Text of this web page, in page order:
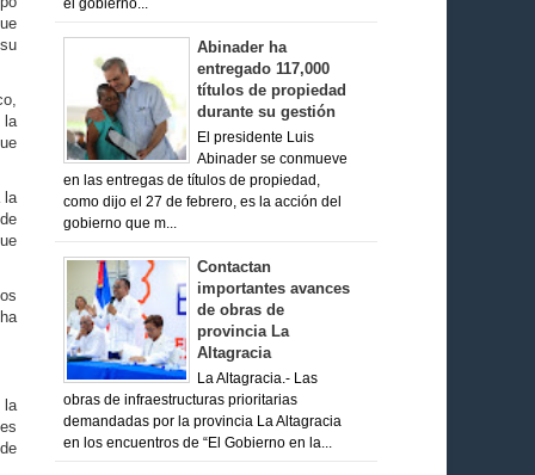
la
la
la
el gobierno...
Abinader ha
entregado 117,000
títulos de propiedad
durante su gestión
El presidente Luis
Abinader se conmueve
en las entregas de títulos de propiedad,
como dijo el 27 de febrero, es la acción del
gobierno que m...
Contactan
importantes avances
de obras de
provincia La
Altagracia
La Altagracia.- Las
obras de infraestructuras prioritarias
demandadas por la provincia La Altagracia
en los encuentros de “El Gobierno en la...